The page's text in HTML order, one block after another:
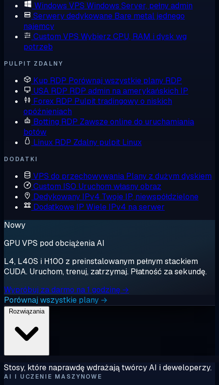
Windows VPS Windows Server, pełny admin
Serwery dedykowane Bare metal jednego
najemcy
Custom VPS Wybierz CPU, RAM i dysk wg
potrzeb
PULPIT ZDALNY
Kup RDP Porównaj wszystkie plany RDP
USA RDP RDP admin na amerykańskich IP
Forex RDP Pulpit tradingowy o niskich
opóźnieniach
Botting RDP Zawsze online do uruchamiania
botów
Linux RDP Zdalny pulpit Linux
DODATKI
VPS do przechowywania Plany z dużym dyskiem
Custom ISO Uruchom własny obraz
Dedykowany IPv4 Twoje IP, niewspółdzielone
Dodatkowe IP Wiele IPv4 na serwer
Nowy
GPU VPS pod obciążenia AI
L4, L40S i H100 z preinstalowanym pełnym stackiem
CUDA. Uruchom, trenuj, zatrzymaj. Płatność za sekundę.
Wypróbuj za darmo na 1 godzinę →
Porównaj wszystkie plany →
Rozwiązania
Stosy, które naprawdę wdrażają twórcy AI i deweloperzy.
AI I UCZENIE MASZYNOWE